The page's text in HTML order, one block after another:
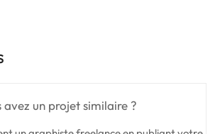
avez un projet similaire ?